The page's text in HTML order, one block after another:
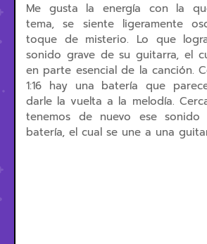
Me gusta la energía con la
tema, se siente ligeramente
toque de misterio. Lo que
sonido grave de su guitarra, el
en parte esencial de la canción.
1:16 hay una batería que
darle la vuelta a la melodía.
tenemos de nuevo ese
batería, el cual se une a una